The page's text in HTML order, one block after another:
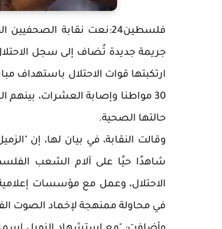
فلسطين24:نعت نقابة
جريمة جديدة تُضاف إلى سجل
ارتكبتها قوات الاحتلال باستهداف
30 مواطنا وإصابة العشرات،
حالتها الصحية.
وقالت النقابة، في بيان لها، إن
شاهدًا حيًا على آلام الشعب
الاحتلال، وعمل مع مؤسسات إعلامية
في محاولة ممنهجة لإخماد الصوت